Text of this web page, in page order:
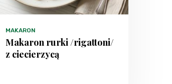
MAKARON
Makaron rurki /rigattoni/
z ciecierzycą